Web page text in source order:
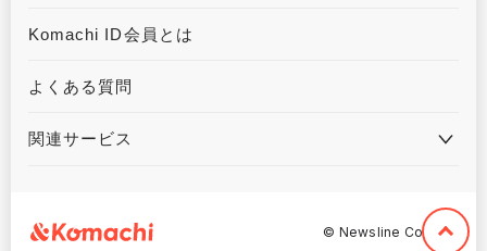
&Komachiとは
Komachi ID会員とは
よくある質問
関連サービス
©︎ Newsline Co,. Ltd.